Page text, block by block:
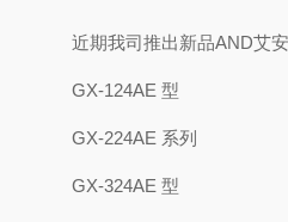
近期我司推出新品AND艾
GX-124AE 型
GX-224AE 系列
GX-324AE 型